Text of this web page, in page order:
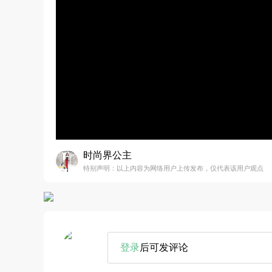
时尚界公主
特别声明：以上内容为网络用户上传发布，仅代表该用户观点
登录后可发评论